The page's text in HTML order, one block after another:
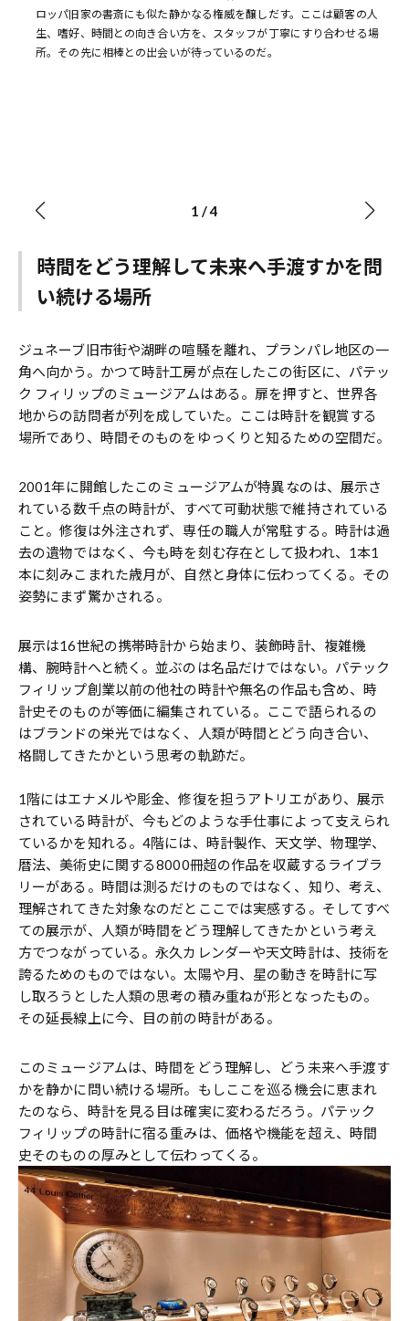
ロッパ旧家の書斎にも似た静かなる権威を醸しだす。ここは顧客の人
生、嗜好、時間との向き合い方を、スタッフが丁寧にすり合わせる場
所。その先に相棒との出会いが待っているのだ。
1 /4
時間をどう理解して未来へ手渡すかを問
い続ける場所
ジュネーブ旧市街や湖畔の喧騒を離れ、プランパレ地区の一
角へ向かう。かつて時計工房が点在したこの街区に、パテッ
ク フィリップのミュージアムはある。扉を押すと、世界各
地からの訪問者が列を成していた。ここは時計を観賞する
場所であり、時間そのものをゆっくりと知るための空間だ。
2001年に開館したこのミュージアムが特異なのは、展示さ
れている数千点の時計が、すべて可動状態で維持されている
こと。修復は外注されず、専任の職人が常駐する。時計は過
去の遺物ではなく、今も時を刻む存在として扱われ、1本1
本に刻みこまれた歳月が、自然と身体に伝わってくる。その
姿勢にまず驚かされる。
展示は16世紀の携帯時計から始まり、装飾時計、複雑機
構、腕時計へと続く。並ぶのは名品だけではない。パテック
フィリップ創業以前の他社の時計や無名の作品も含め、時
計史そのものが等価に編集されている。ここで語られるの
はブランドの栄光ではなく、人類が時間とどう向き合い、
格闘してきたかという思考の軌跡だ。
1階にはエナメルや彫金、修復を担うアトリエがあり、展示
されている時計が、今もどのような手仕事によって支えられ
ているかを知れる。4階には、時計製作、天文学、物理学、
暦法、美術史に関する8000冊超の作品を収蔵するライブラ
リーがある。時間は測るだけのものではなく、知り、考え、
理解されてきた対象なのだとここでは実感する。そしてすべ
ての展示が、人類が時間をどう理解してきたかという考え
方でつながっている。永久カレンダーや天文時計は、技術を
誇るためのものではない。太陽や月、星の動きを時計に写
し取ろうとした人類の思考の積み重ねが形となったもの。
その延長線上に今、目の前の時計がある。
このミュージアムは、時間をどう理解し、どう未来へ手渡す
かを静かに問い続ける場所。もしここを巡る機会に恵まれ
たのなら、時計を見る目は確実に変わるだろう。パテック
フィリップの時計に宿る重みは、価格や機能を超え、時間
史そのものの厚みとして伝わってくる。